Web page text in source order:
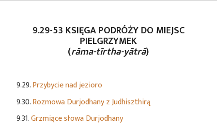
9.29-53 KSIĘGA PODRÓŻY DO MIEJSC
PIELGRZYMEK
(rāma-tīrtha-yātrā)
9.29.Przybycie nad jezioro
9.30.Rozmowa Durjodhany z Judhiszthirą
9.31.Grzmiące słowa Durjodhany